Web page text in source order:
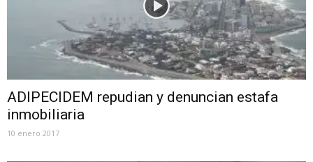
ADIPECIDEM repudian y denuncian estafa
inmobiliaria
10 enero 2017